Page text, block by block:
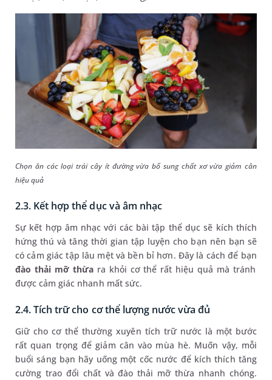
Chọn ăn các loại trái cây ít đường vừa bổ sung chất xơ vừa giảm cân
hiệu quả
2.3. Kết hợp thể dục và âm nhạc
Sự kết hợp âm nhạc với các bài tập thể dục sẽ kích thích
hứng thú và tăng thời gian tập luyện cho bạn nên bạn sẽ
có cảm giác tập lâu mệt và bền bỉ hơn. Đây là cách để bạn
đào thải mỡ thừara khỏi cơ thể rất hiệu quả mà tránh
được cảm giác nhanh mất sức.
2.4. Tích trữ cho cơ thể lượng nước vừa đủ
Giữ cho cơ thể thường xuyên tích trữ nước là một bước
rất quan trọng để giảm cân vào mùa hè. Muốn vậy, mỗi
buổi sáng bạn hãy uống một cốc nước để kích thích tăng
cường trao đổi chất và đào thải mỡ thừa nhanh chóng.